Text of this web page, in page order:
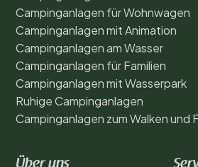
Campinganlagen für Wohnwagen
Campinganlagen mit Animation
Campinganlagen am Wasser
Campinganlagen für Familien
Campinganlagen mit Wasserpark
Ruhige Campinganlagen
Campinganlagen zum Walken und
Über uns